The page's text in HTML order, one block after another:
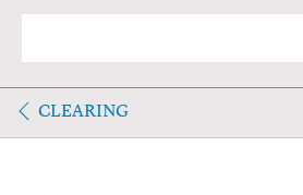
CLEARING